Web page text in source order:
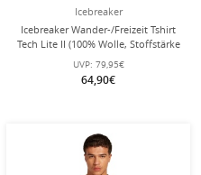
Icebreaker
Icebreaker Wander-/Freizeit Tshirt
Tech Lite II (100% Wolle, Stoffstärke
150 Ultralight) hellblau Herren
UVP: 79,95€
64,90€